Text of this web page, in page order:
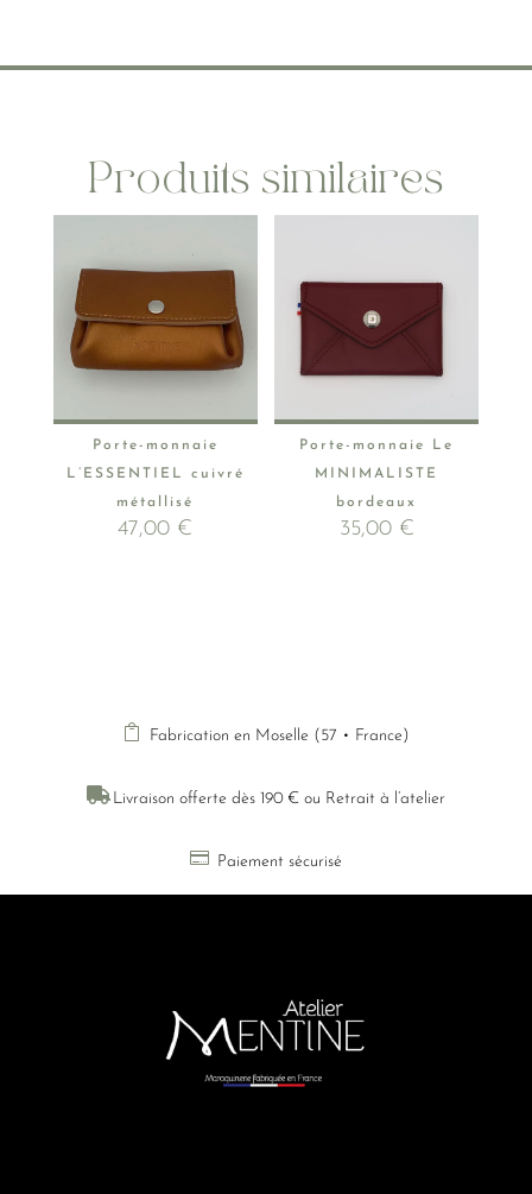
Produits similaires
Porte-monnaie
L’ESSENTIEL cuivré
métallisé
47,00 €
Porte-monnaie Le
MINIMALISTE
bordeaux
35,00 €
 Fabrication en Moselle (57 • France)
 Livraison offerte dès 190 € ou Retrait à l’atelier
 Paiement sécurisé